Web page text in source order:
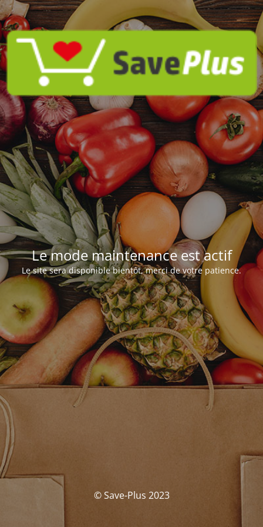
Le mode maintenance est actif
Le site sera disponible bientôt, merci de votre patience.
© Save-Plus 2023